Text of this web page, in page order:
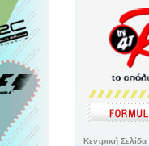
Kεντρική Σελίδα